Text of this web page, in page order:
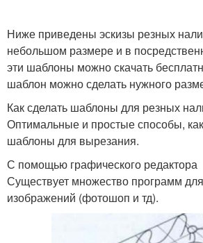
Ниже приведены эскизы резных
небольшом размере и в
эти шаблоны можно скачать
шаблон можно сделать нужного
Как сделать шаблоны для резных
Оптимальные и простые способы, как
шаблоны для вырезания.
С помощью графического редактора
Существует множество программ
изображений (фотошоп и тд).